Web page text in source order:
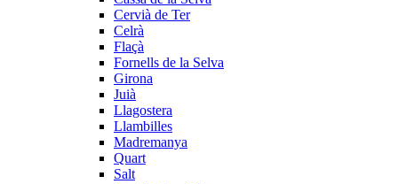
Cervià de Ter
Celrà
Flaçà
Fornells de la Selva
Girona
Juià
Llagostera
Llambilles
Madremanya
Quart
Salt